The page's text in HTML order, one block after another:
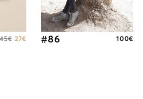
45€ 27€ #86 100€